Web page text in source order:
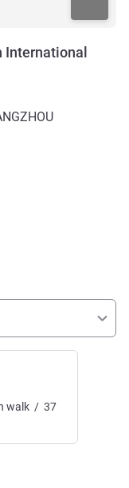
International
walk / 37